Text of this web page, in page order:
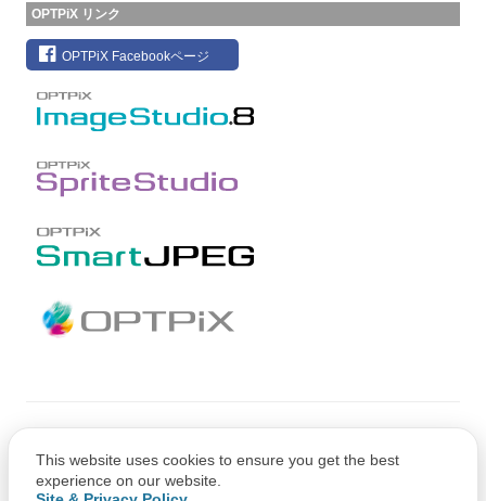
OPTPiX リンク
OPTPiX Facebookページ
Copyright © 1991-2021 Web Technology Corp.
This website uses cookies to ensure you get the best
experience on our website.